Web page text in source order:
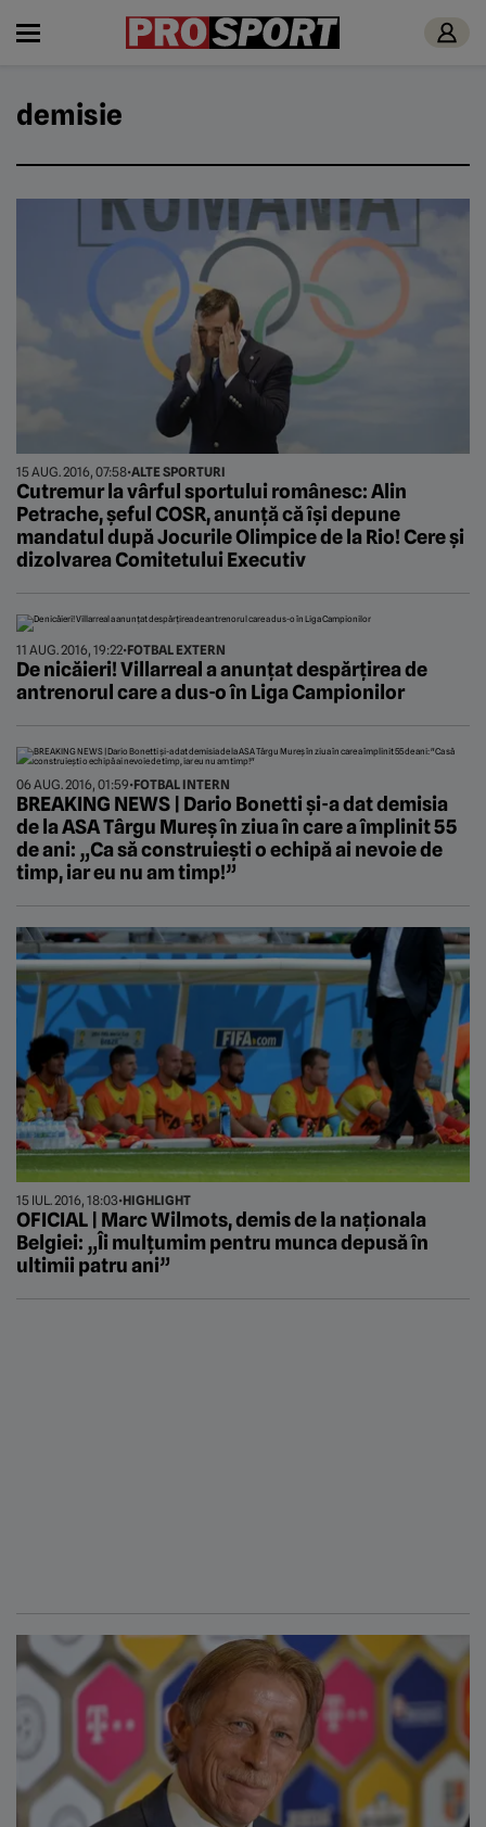
demisie
15 AUG. 2016, 07:58•ALTE SPORTURI
Cutremur la vârful sportului românesc: Alin
Petrache, șeful COSR, anunță că își depune
mandatul după Jocurile Olimpice de la Rio! Cere și
dizolvarea Comitetului Executiv
11 AUG. 2016, 19:22•FOTBAL EXTERN
De nicăieri! Villarreal a anunțat despărțirea de
antrenorul care a dus-o în Liga Campionilor
06 AUG. 2016, 01:59•FOTBAL INTERN
BREAKING NEWS | Dario Bonetti și-a dat demisia
de la ASA Târgu Mureș în ziua în care a împlinit 55
de ani: „Ca să construiești o echipă ai nevoie de
timp, iar eu nu am timp!”
15 IUL. 2016, 18:03•HIGHLIGHT
OFICIAL | Marc Wilmots, demis de la naționala
Belgiei: „Îi mulțumim pentru munca depusă în
ultimii patru ani”